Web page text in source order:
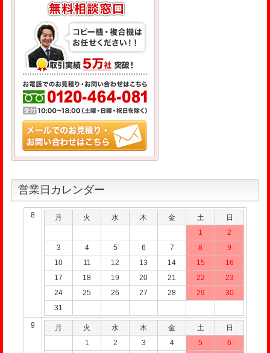
営業日カレンダー
8 月 火 水 木 金 土
日
1
2
3
4 5 6 7 8
9
10
11 12 13 14 15
16
17
18 19 20 21 22
23
24
25 26 27 28 29
30
31
9 月 火 水 木 金 土
日
1
2 3 4 5
6